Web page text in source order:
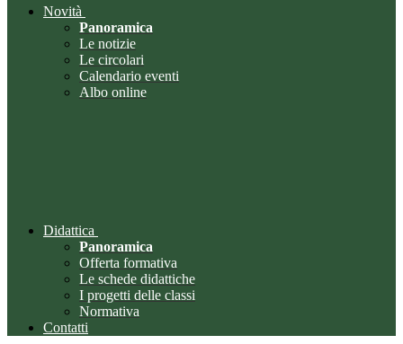
Novità
Panoramica
Le notizie
Le circolari
Calendario eventi
Albo online
Didattica
Panoramica
Offerta formativa
Le schede didattiche
I progetti delle classi
Normativa
Contatti